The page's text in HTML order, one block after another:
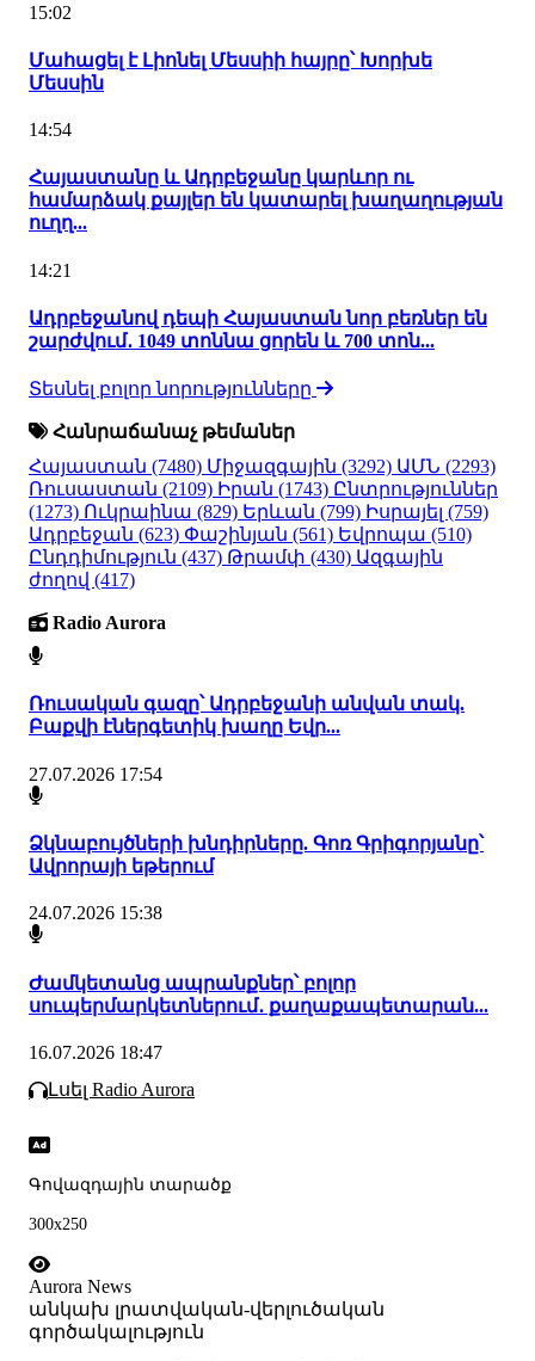
15:02
Մահացել է Լիոնել Մեսսիի հայրը՝ Խորխե
Մեսսին
14:54
Հայաստանը և Ադրբեջանը կարևոր ու
համարձակ քայլեր են կատարել խաղաղության
ուղղ...
14:21
Ադրբեջանով դեպի Հայաստան նոր բեռներ են
շարժվում․ 1049 տոննա ցորեն և 700 տոն...
Տեսնել բոլոր նորությունները
Հանրաճանաչ թեմաներ
Հայաստան (7480) Միջազգային (3292) ԱՄՆ (2293)
Ռուսաստան (2109) Իրան (1743) Ընտրություններ
(1273) Ուկրաինա (829) Երևան (799) Իսրայել (759)
Ադրբեջան (623) Փաշինյան (561) Եվրոպա (510)
Ընդդիմություն (437) Թրամփ (430) Ազգային
ժողով (417)
Radio Aurora
Ռուսական գազը՝ Ադրբեջանի անվան տակ.
Բաքվի էներգետիկ խաղը Եվր...
27.07.2026 17:54
Ձկնաբույծների խնդիրները. Գոռ Գրիգորյանը՝
Ավրորայի եթերում
24.07.2026 15:38
Ժամկետանց ապրանքներ՝ բոլոր
սուպերմարկետներում․ քաղաքապետարան...
16.07.2026 18:47
Լսել Radio Aurora
Գովազդային տարածք
300x250
Aurora News
անկախ լրատվական-վերլուծական
գործակալություն